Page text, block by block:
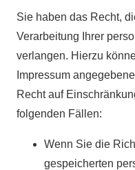
Sie haben das Recht,
Verarbeitung Ihrer
verlangen. Hierzu
Impressum
Recht auf
folgenden Fällen:
Wenn Sie die
gespeicherten